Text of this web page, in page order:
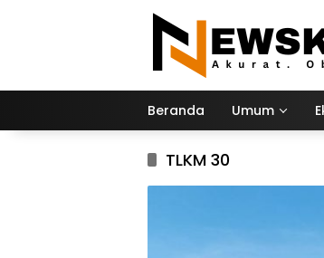
Beranda Umum
TLKM 30